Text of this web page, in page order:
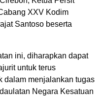
XXV Kodim
Santoso beserta
ini, diharapkan dapat
untuk terus
dalam menjalankan tugas
Negara Kesatuan